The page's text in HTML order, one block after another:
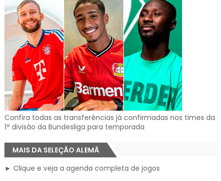
Confira todas as transferências já confirmadas nos times da
1ª divisão da Bundesliga para temporada
MAIS DA SELEÇÃO ALEMÃ
► Clique e veja a agenda completa de jogos